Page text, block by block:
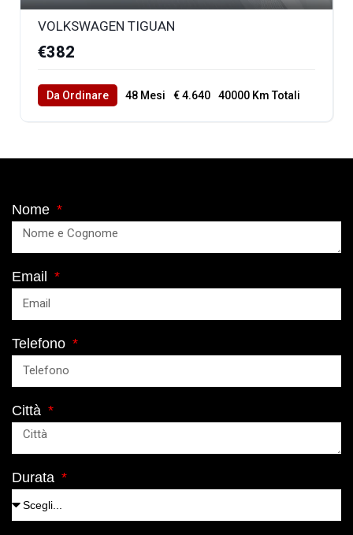
VOLKSWAGEN TIGUAN
€382
Da Ordinare 48 Mesi € 4.640 40000 Km Totali
Nome
Email
Telefono
Città
Durata